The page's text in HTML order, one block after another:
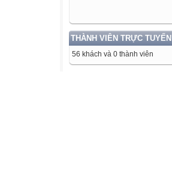
THÀNH VIÊN TRỰC TUYẾN
56 khách và 0 thành viên